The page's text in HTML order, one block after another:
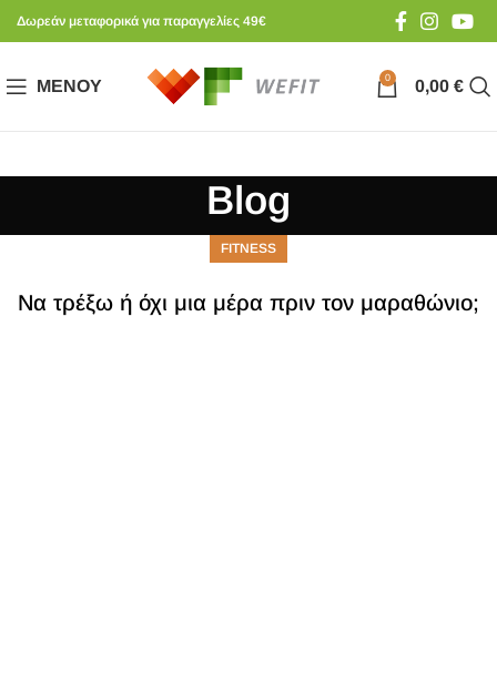
Δωρεάν μεταφορικά για παραγγελίες 49€
ΜΕΝΟΎ 0 0,00 €
Blog
FITNESS
Να τρέξω ή όχι μια μέρα πριν τον μαραθώνιο;